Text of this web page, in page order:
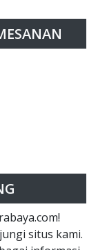
situs kami.